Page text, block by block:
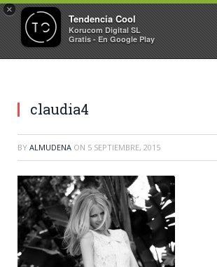
×
Tendencia Cool
Korucom Digital SL
Gratis - En Google Play
claudia4
BY ALMUDENA ON 5 SEPTIEMBRE, 2015